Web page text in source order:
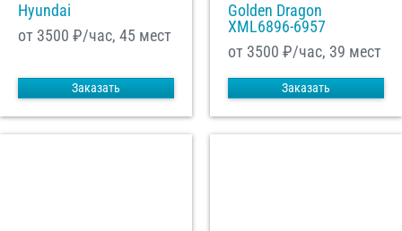
Hyundai
от 3500 ₽/час, 45 мест
Заказать
Golden Dragon
XML6896-6957
от 3500 ₽/час, 39 мест
Заказать